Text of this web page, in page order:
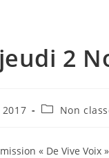
2
Non
« De Vive Voix